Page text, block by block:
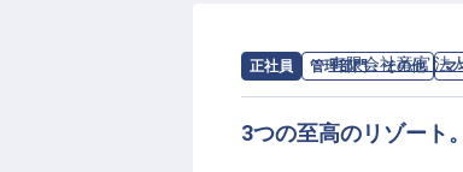
待遇面では、月給20万円
20,000円の寮も完備して
で、プロフェッショナル
正社員 管理部門・その他 マ
求人情報：有限会社竜宮 法
3つの至高のリゾート